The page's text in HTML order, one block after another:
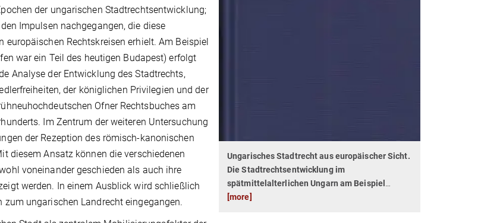
Ungarisches Stadtrecht aus europäischer Sicht.
Die Stadtrechtsentwicklung im
spätmittelalterlichen Ungarn am Beispiel
[more]
der ungarischen Stadtrechtsentwicklung;
Impulsen nachgegangen, die diese
europäischen Rechtskreisen erhielt. Am Beispiel
war ein Teil des heutigen Budapest) erfolgt
Analyse der Entwicklung des Stadtrechts,
der königlichen Privilegien und der
Ofner Rechtsbuches am
Im Zentrum der weiteren Untersuchung
der Rezeption des römisch-kanonischen
diesem Ansatz können die verschiedenen
voneinander geschieden als auch ihre
werden. In einem Ausblick wird schließlich
zum ungarischen Landrecht eingegangen.